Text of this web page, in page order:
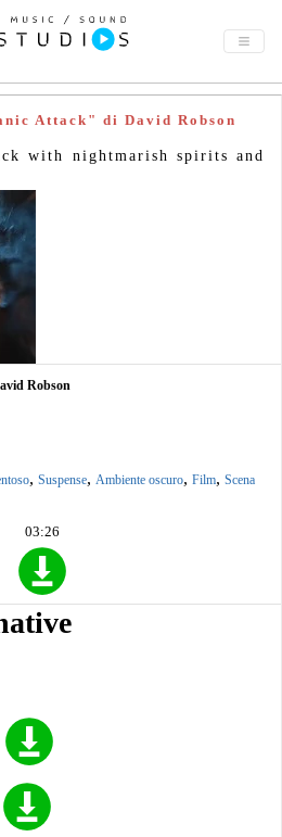
Attack" di David Robson
with nightmarish spirits and
Robson
, Suspense, Ambiente oscuro, Film, Scena
03:26